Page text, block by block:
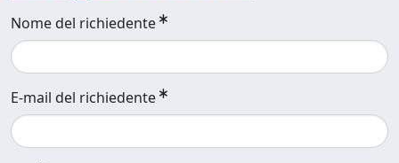
Nome del richiedente
E-mail del richiedente